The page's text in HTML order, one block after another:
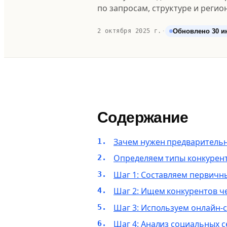
по запросам, структуре и
2 октября 2025 г. · Обновлено 30
Содержание
Зачем нужен
Определяем типы
Шаг 1: Составляем
Шаг 2: Ищем конкурентов
Шаг 3: Используем онлайн-
Шаг 4: Анализ социальных